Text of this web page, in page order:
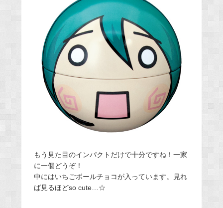
もう見た目のインパクトだけで十分ですね！一家
に一個どうぞ！
中にはいちごボールチョコが入っています。見れ
ば見るほどso cute…☆